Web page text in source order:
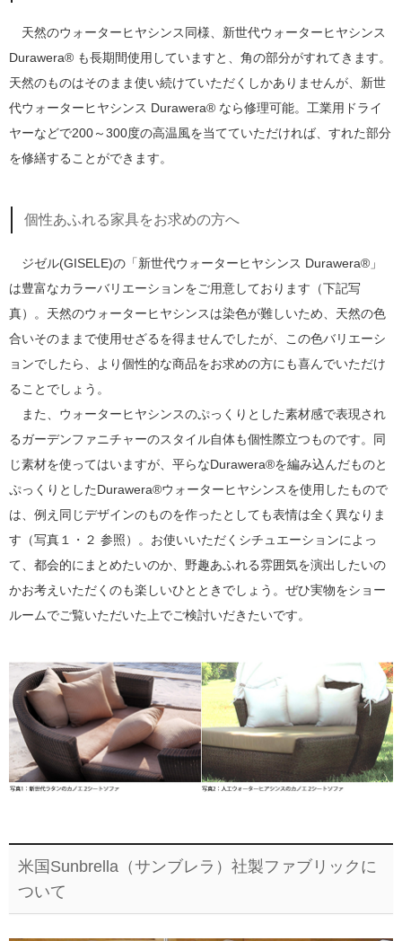
天然のウォーターヒヤシンス同様、新世代ウォーターヒヤシンス
Durawera® も長期間使用していますと、角の部分がすれてきます。
天然のものはそのまま使い続けていただくしかありませんが、新世
代ウォーターヒヤシンス Durawera® なら修理可能。工業用ドライ
ヤーなどで200～300度の高温風を当てていただければ、すれた部分
を修繕することができます。
個性あふれる家具をお求めの方へ
ジゼル(GISELE)の「新世代ウォーターヒヤシンス Durawera®」
は豊富なカラーバリエーションをご用意しております（下記写
真）。天然のウォーターヒヤシンスは染色が難しいため、天然の色
合いそのままで使用せざるを得ませんでしたが、この色バリエーシ
ョンでしたら、より個性的な商品をお求めの方にも喜んでいただけ
ることでしょう。
また、ウォーターヒヤシンスのぷっくりとした素材感で表現され
るガーデンファニチャーのスタイル自体も個性際立つものです。同
じ素材を使ってはいますが、平らなDurawera®を編み込んだものと
ぷっくりとしたDurawera®ウォーターヒヤシンスを使用したもので
は、例え同じデザインのものを作ったとしても表情は全く異なりま
す（写真１・２ 参照）。お使いいただくシチュエーションによっ
て、都会的にまとめたいのか、野趣あふれる雰囲気を演出したいの
かお考えいただくのも楽しいひとときでしょう。ぜひ実物をショー
ルームでご覧いただいた上でご検討いだきたいです。
米国Sunbrella（サンブレラ）社製ファブリックに
ついて